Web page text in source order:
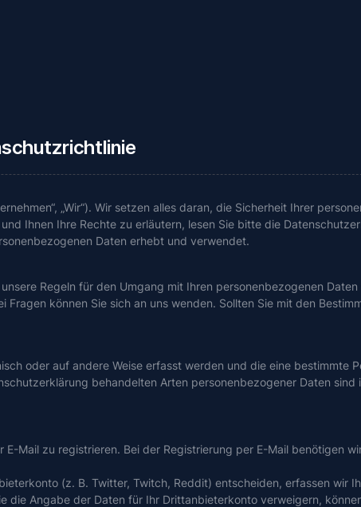
„Wir“). Wir setzen alles daran, die Sicherheit Ihrer
Ihnen Ihre Rechte zu erläutern, lesen Sie bitte die
Daten erhebt und verwendet.
Regeln für den Umgang mit Ihren personenbezogenen
können Sie sich an uns wenden. Sollten Sie mit den
oder auf andere Weise erfasst werden und die eine bestimmte
behandelten Arten personenbezogener Daten
Mail zu registrieren. Bei der Registrierung per E-Mail benötigen
(z. B. Twitter, Twitch, Reddit) entscheiden, erfassen wir
Angabe der Daten für Ihr Drittanbieterkonto verweigern,